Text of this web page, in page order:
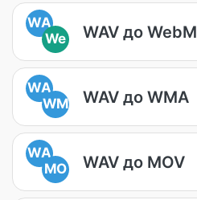
WA
We
WAV до WebM
WA
WM
WAV до WMA
WA
MO
WAV до MOV